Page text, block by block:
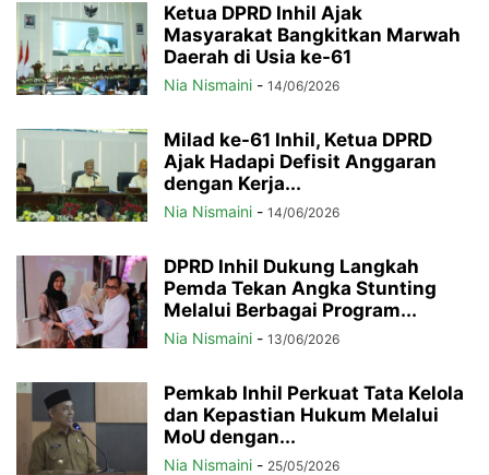
Ketua DPRD Inhil Ajak
Masyarakat Bangkitkan Marwah
Daerah di Usia ke-61
Nia Nismaini - 14/06/2026
Milad ke-61 Inhil, Ketua DPRD
Ajak Hadapi Defisit Anggaran
dengan Kerja...
Nia Nismaini - 14/06/2026
DPRD Inhil Dukung Langkah
Pemda Tekan Angka Stunting
Melalui Berbagai Program...
Nia Nismaini - 13/06/2026
Pemkab Inhil Perkuat Tata Kelola
dan Kepastian Hukum Melalui
MoU dengan...
Nia Nismaini - 25/05/2026